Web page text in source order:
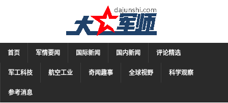
首页 军情要闻 国际新闻 国内新闻 评论精选
军工科技 航空工业 奇闻趣事 全球视野 科学观察
参考消息